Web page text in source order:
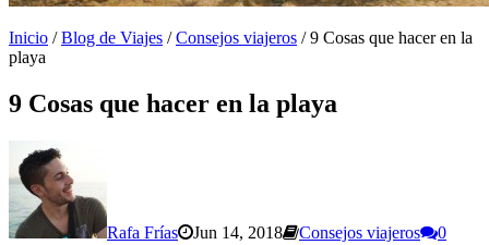
Inicio /Blog de Viajes /Consejos viajeros /9 Cosas que hacer en la
playa
9 Cosas que hacer en la playa
Rafa Frías Jun 14, 2018 Consejos viajeros
0